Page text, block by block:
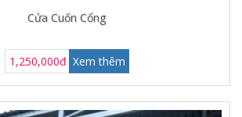
Cửa Cuốn Cổng
1,250,000đ Xem thêm